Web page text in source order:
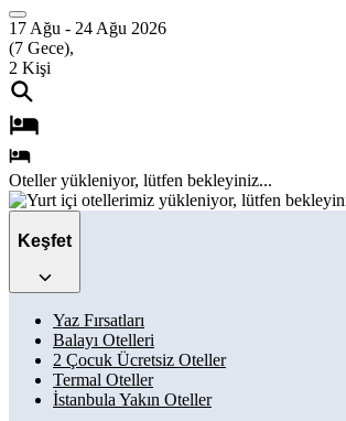
17 Ağu - 24 Ağu 2026
(7 Gece),
2 Kişi
Otelleryükleniyor, lütfen bekleyiniz...
Keşfet
Yaz Fırsatları
Balayı Otelleri
2 Çocuk Ücretsiz Oteller
Termal Oteller
İstanbula Yakın Oteller